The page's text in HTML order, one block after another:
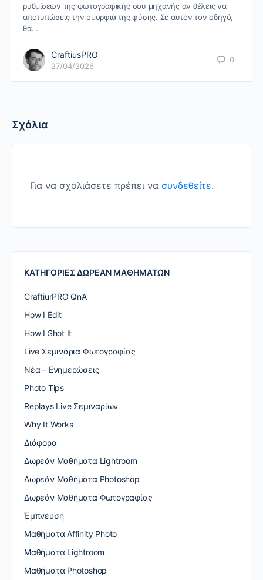
ρυθμίσεων της φωτογραφικής σου μηχανής αν θέλεις να
αποτυπώσεις την ομορφιά της φύσης. Σε αυτόν τον οδηγό,
θα…
CraftiusPRO
27/04/2026
0
Σχόλια
Για να σχολιάσετε πρέπει να συνδεθείτε.
ΚΑΤΗΓΟΡΙΕΣ ΔΩΡΕΑΝ ΜΑΘΗΜΑΤΩΝ
CraftiurPRO QnA
How I Edit
How I Shot It
Live Σεμινάρια Φωτογραφίας
Nέα – Ενημερώσεις
Photo Tips
Replays Live Σεμιναρίων
Why It Works
Διάφορα
Δωρεάν Μαθήματα Lightroom
Δωρεάν Μαθήματα Photoshop
Δωρεάν Μαθήματα Φωτογραφίας
Έμπνευση
Μαθήματα Affinity Photo
Μαθήματα Lightroom
Μαθήματα Photoshop